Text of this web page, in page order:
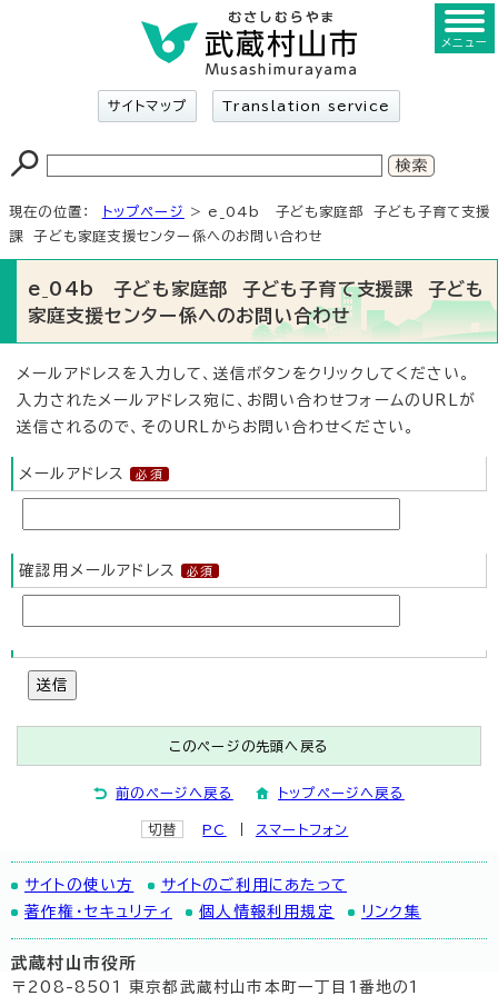
サイトマップ Translation service
メニュー
現在の位置： トップページ
> e_04b 子ども家庭部 子ども子育て支援
課 子ども家庭支援センター係へのお問い合わせ
e_04b 子ども家庭部 子ども子育て支援課 子ども
家庭支援センター係へのお問い合わせ
メールアドレスを入力して、送信ボタンをクリックしてください。
入力されたメールアドレス宛に、お問い合わせフォームのURLが
送信されるので、そのURLからお問い合わせください。
メールアドレス
確認用メールアドレス
送信
このページの先頭へ戻る
前のページへ戻る トップページへ戻る
切替 PC スマートフォン
サイトの使い方
サイトのご利用にあたって
著作権・セキュリティ
個人情報利用規定 リンク集
武蔵村山市役所
〒208-8501 東京都武蔵村山市本町一丁目1番地の1